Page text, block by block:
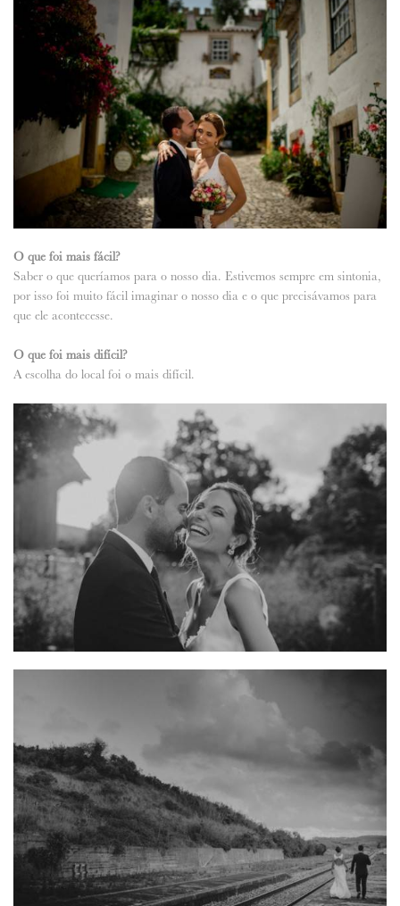
O que foi mais fácil?
Saber o que queríamos para o nosso dia. Estivemos sempre em sintonia,
por isso foi muito fácil imaginar o nosso dia e o que precisávamos para
que ele acontecesse.
O que foi mais difícil?
A escolha do local foi o mais difícil.